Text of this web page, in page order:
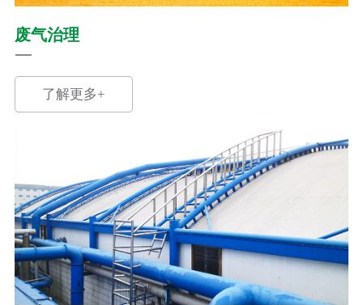
废气治理
了解更多+